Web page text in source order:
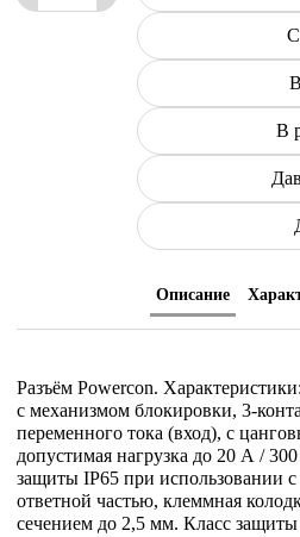
В
Описание
Разъём Powercon.
с механизмом блокировки, 3-
переменного тока (вход), с
допустимая нагрузка до 20 А /
защиты IP65 при использовании
ответной частью, клеммная
сечением до 2,5 мм. Класс защиты